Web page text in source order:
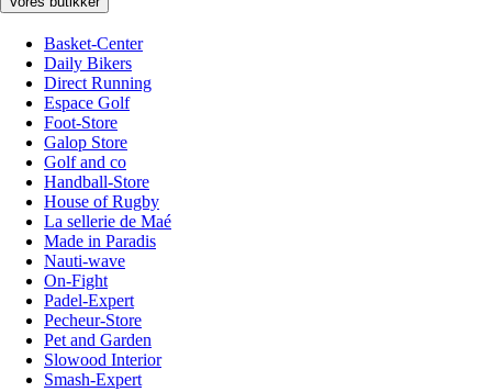
Basket-Center
Daily Bikers
Direct Running
Espace Golf
Foot-Store
Galop Store
Golf and co
Handball-Store
House of Rugby
La sellerie de Maé
Made in Paradis
Nauti-wave
On-Fight
Padel-Expert
Pecheur-Store
Pet and Garden
Slowood Interior
Smash-Expert